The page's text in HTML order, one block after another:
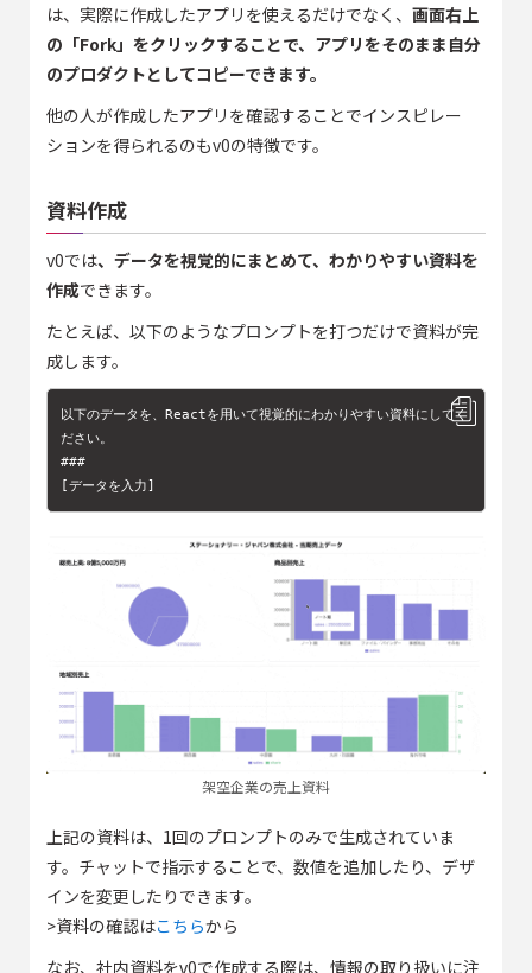
は、実際に作成したアプリを使えるだけでなく、 画面右上
の「Fork」をクリックすることで、アプリをそのまま自分
のプロダクトとしてコピーできます。
他の人が作成したアプリを確認することでインスピレー
ションを得られるのもv0の特徴です。
資料作成
v0では、データを視覚的にまとめて、わかりやすい資料を
作成できます。
たとえば、以下のようなプロンプトを打つだけで資料が完
成します。
以下のデータを、Reactを用いて視覚的にわかりやすい資料にしてく
ださい。
###
[データを入力]
架空企業の売上資料
上記の資料は、1回のプロンプトのみで生成されていま
す。チャットで指示することで、数値を追加したり、デザ
インを変更したりできます。
>資料の確認はこちらから
なお、社内資料をv0で作成する際は、情報の取り扱いに注